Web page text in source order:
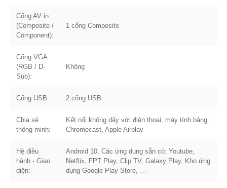
Cổng AV in
(Composite /
Component):
1 cổng Composite
Cổng VGA
(RGB / D-
Sub):
Không
Cổng USB: 2 cổng USB
Chia sẻ
thông minh:
Kết nối không dây với điện thoại, máy tính bảng:
Chromecast, Apple Airplay
Hệ điều
hành - Giao
diện:
Android 10, Các ứng dụng sẵn có: Youtube,
Netflix, FPT Play, Clip TV, Galaxy Play, Kho ứng
dụng Google Play Store, …